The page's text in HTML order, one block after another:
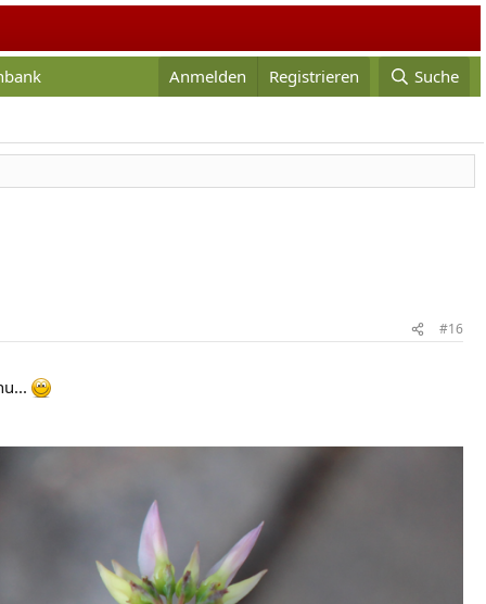
Anmelden Registrieren Suche
#16